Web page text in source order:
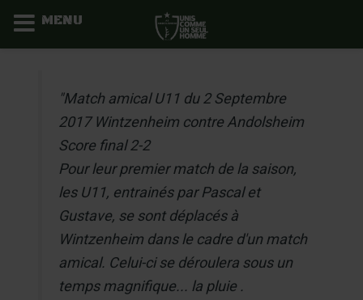
"Match amical U11 du 2 Septembre
2017 Wintzenheim contre Andolsheim
Score final 2-2
Pour leur premier match de la saison,
les U11, entrainés par Pascal et
Gustave, se sont déplacés à
Wintzenheim dans le cadre d'un match
amical. Celui-ci se déroulera sous un
temps magnifique... la pluie .
MENU